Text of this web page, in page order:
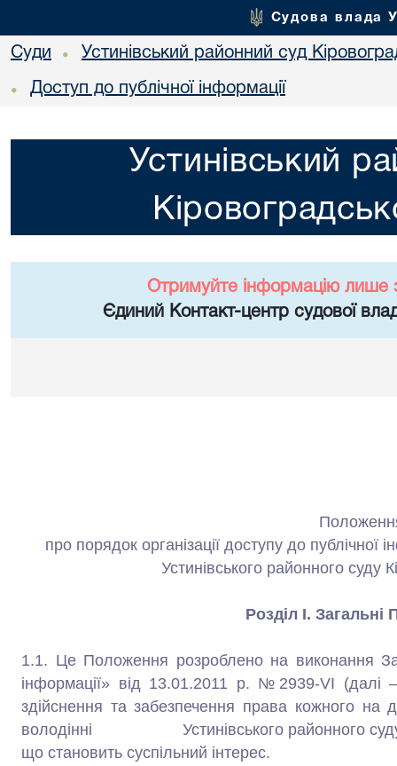
Судова влада
Суди • Устинівський районний суд
• Доступ до публічної інформації
Устинівський
Отримуйте інформацію лише
Єдиний Контакт-центр судової
про порядок організації доступу до публічної
Устинівського районного суду
Розділ І.
1.1. Це Положення розроблено на виконання
інформації» від 13.01.2011 р. №2939-VІ
здійснення та забезпечення права кожного на
володінні Устинівського районного суду
що становить суспільний інтерес.